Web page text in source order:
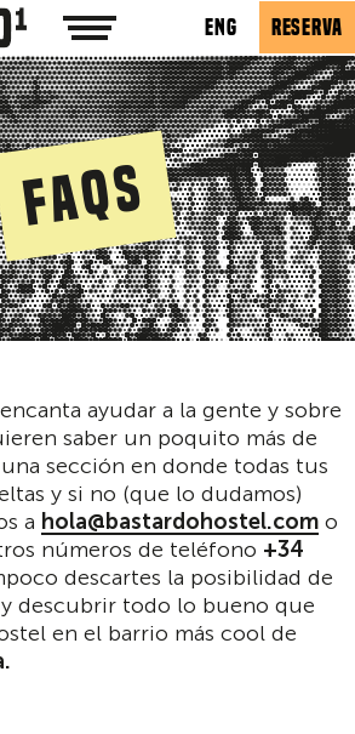
ENG RESERVA
FAQs
ayudar a la gente y sobre
saber un poquito más de
sección en donde todas tus
y si no (que lo dudamos)
a hola@bastardohostel.com o
números de teléfono +34
descartes la posibilidad de
descubrir todo lo bueno que
en el barrio más cool de